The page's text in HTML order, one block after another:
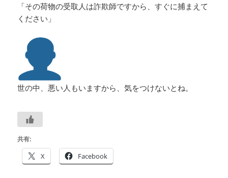
「その荷物の受取人は詐欺師ですから、すぐに捕まえて
ください」
世の中、悪い人もいますから、気をつけないとね。
共有:
X Facebook